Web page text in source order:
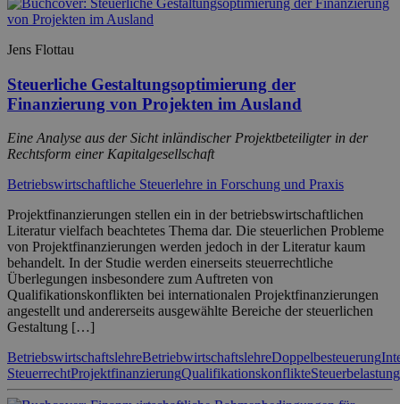
Jens Flottau
Steuerliche Gestaltungsoptimierung der
Finanzierung von Projekten im Ausland
Eine Analyse aus der Sicht inländischer Projektbeteiligter in der
Rechtsform einer Kapitalgesellschaft
Betriebswirtschaftliche Steuerlehre in Forschung und Praxis
Projektfinanzierungen stellen ein in der betriebswirtschaftlichen
Literatur vielfach beachtetes Thema dar. Die steuerlichen Probleme
von Projektfinanzierungen werden jedoch in der Literatur kaum
behandelt. In der Studie werden einerseits steuerrechtliche
Überlegungen insbesondere zum Auftreten von
Qualifikationskonflikten bei internationalen Projektfinanzierungen
angestellt und andererseits ausgewählte Bereiche der steuerlichen
Gestaltung […]
BetriebswirtschaftslehreBetriebwirtschaftslehreDoppelbesteuerung
SteuerrechtProjektfinanzierungQualifikationskonflikte